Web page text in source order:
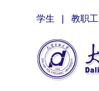
学生 教职工